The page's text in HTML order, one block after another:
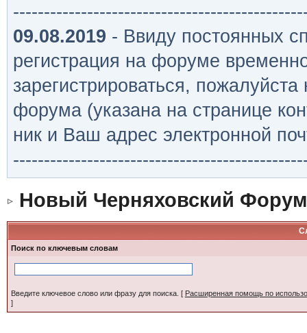
09.08.2019 - Ввиду постоянных
регистрация на форуме
зарегистрироваться,
форума (указана на странице
ник и Ваш адрес электронной
Новый Черняховский Форум
Поиск по ключевым словам
Введите ключевое слово или фразу для поиска. [ Расширенная помощь по
]